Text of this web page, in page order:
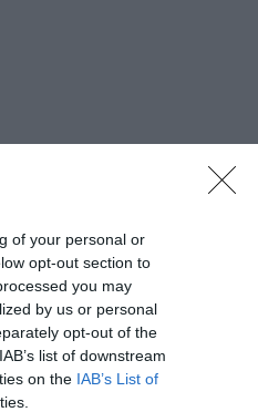
of your personal or
opt-out section to
you may
by us or personal
opt-out of the
list of downstream
on the IAB’s List of